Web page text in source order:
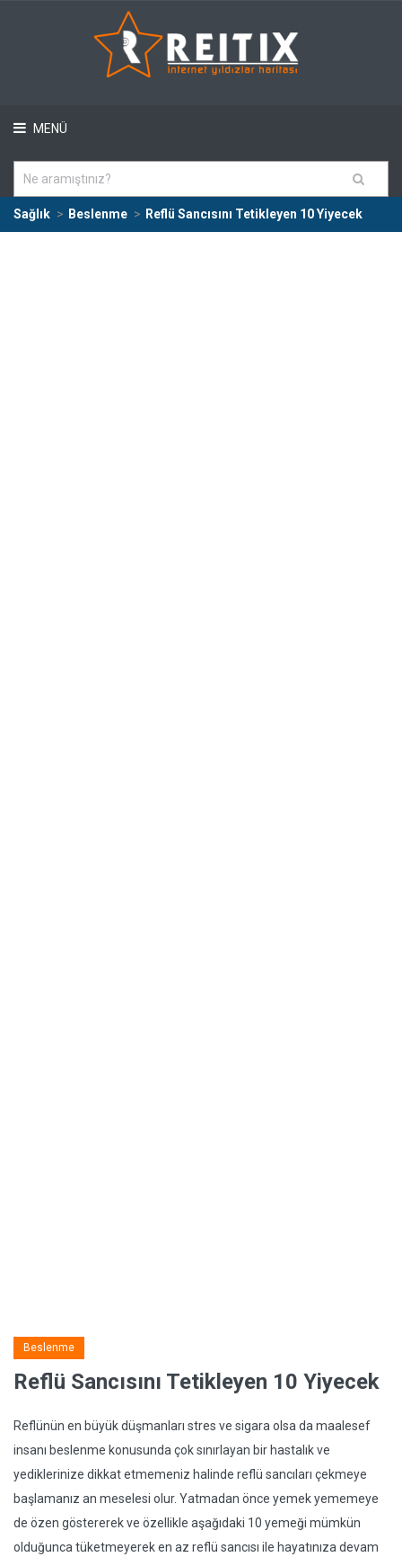
MENÜ
Sağlık Beslenme Reflü Sancısını Tetikleyen 10 Yiyecek
Beslenme
Reflü Sancısını Tetikleyen 10 Yiyecek
Reflünün en büyük düşmanları stres ve sigara olsa da maalesef
insanı beslenme konusunda çok sınırlayan bir hastalık ve
yediklerinize dikkat etmemeniz halinde reflü sancıları çekmeye
başlamanız an meselesi olur. Yatmadan önce yemek yememeye
de özen göstererek ve özellikle aşağıdaki 10 yemeği mümkün
olduğunca tüketmeyerek en az reflü sancısı ile hayatınıza devam